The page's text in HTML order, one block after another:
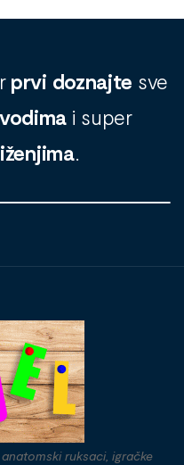
prvi doznajte sve
i super
.
ruksaci, igračke